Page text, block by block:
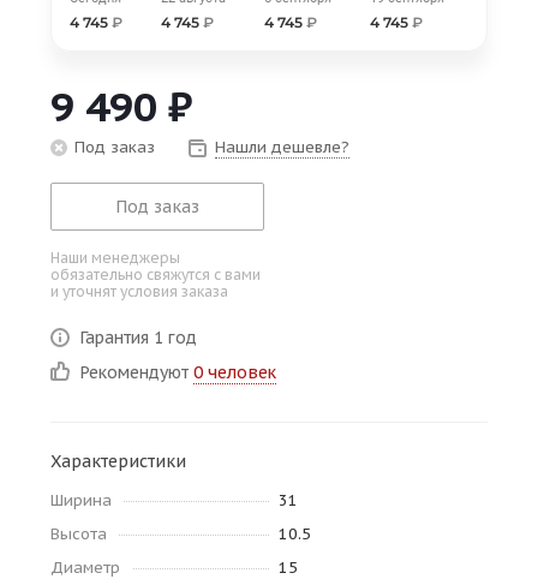
об оплате Плайтом
Остались вопросы?
8 800 302-02-51
4 745 ₽ 4 745 ₽ 4 745 ₽ 4 745 ₽
9 490 ₽
Под заказ Нашли дешевле?
Под заказ
Наши менеджеры
обязательно свяжутся с вами
и уточнят условия заказа
Гарантия 1 год
Рекомендуют 0 человек
Характеристики
Ширина
31
Высота
10.5
Диаметр
15